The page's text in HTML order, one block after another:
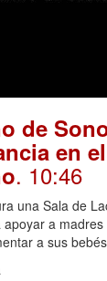
de
en
. 10:46
una Sala de
a
a sus